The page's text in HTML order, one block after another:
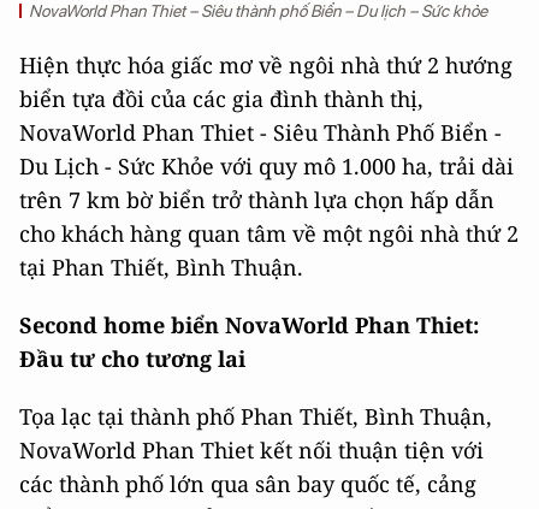
NovaWorld Phan Thiet – Siêu thành phố Biển – Du lịch – Sức khỏe
Hiện thực hóa giấc mơ về ngôi nhà thứ 2 hướng
biển tựa đồi của các gia đình thành thị,
NovaWorld Phan Thiet - Siêu Thành Phố Biển -
Du Lịch - Sức Khỏe với quy mô 1.000 ha, trải dài
trên 7 km bờ biển trở thành lựa chọn hấp dẫn
cho khách hàng quan tâm về một ngôi nhà thứ 2
tại Phan Thiết, Bình Thuận.
Second home biển NovaWorld Phan Thiet:
Đầu tư cho tương lai
Tọa lạc tại thành phố Phan Thiết, Bình Thuận,
NovaWorld Phan Thiet kết nối thuận tiện với
các thành phố lớn qua sân bay quốc tế, cảng